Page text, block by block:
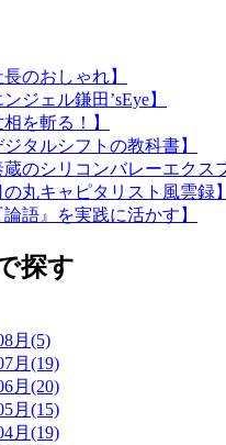
のおしゃれ】
ジェル鎌田’sEye】
を斬る！】
タルシフトの教科書】
のシリコンバレーエクス
丸キャピタリスト風雲録】
語』を実践に活かす】
探す
月(5)
月(19)
月(20)
月(15)
月(19)